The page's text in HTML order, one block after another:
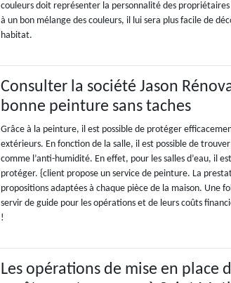
couleurs doit représenter la personnalité des propriétaires
à un bon mélange des couleurs, il lui sera plus facile de
habitat.
Consulter la société Jason
bonne peinture sans taches
Grâce à la peinture, il est possible de protéger
extérieurs. En fonction de la salle, il est possible de
comme l’anti-humidité. En effet, pour les salles d’eau, il
protéger. {client propose un service de peinture. La
propositions adaptées à chaque pièce de la maison. Une
servir de guide pour les opérations et de leurs coûts
!
Les opérations de mise en place